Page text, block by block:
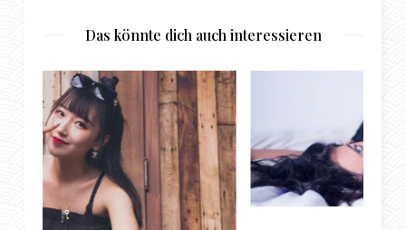
Das könnte dich auch interessieren